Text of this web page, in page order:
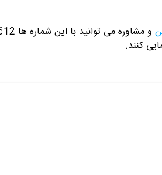
و مشاوره می توانید با این شماره ها 09358343612 / 02165389693
کنند.